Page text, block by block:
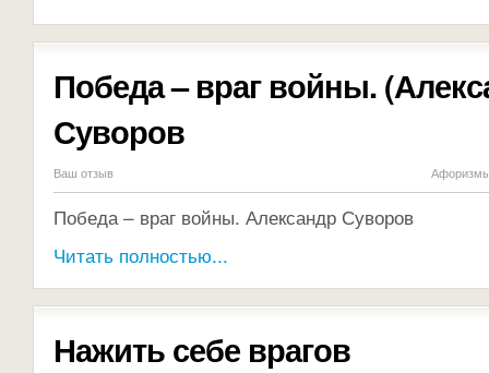
Победа – враг войны.
Суворов
Ваш отзыв
Победа – враг войны. Александр Суворов
Читать полностью...
Нажить себе врагов